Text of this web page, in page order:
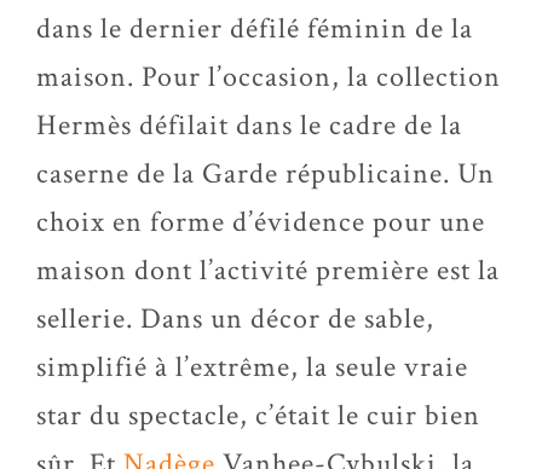
dans le dernier défilé féminin de la
maison. Pour l’occasion, la collection
Hermès défilait dans le cadre de la
caserne de la Garde républicaine. Un
choix en forme d’évidence pour une
maison dont l’activité première est la
sellerie. Dans un décor de sable,
simplifié à l’extrême, la seule vraie
star du spectacle, c’était le cuir bien